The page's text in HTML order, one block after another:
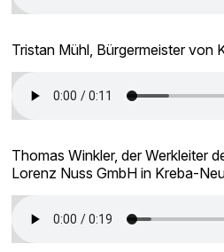
Tristan Mühl, Bürgermeister von
Thomas Winkler, der Werkleiter
Lorenz Nuss GmbH in Kreba-